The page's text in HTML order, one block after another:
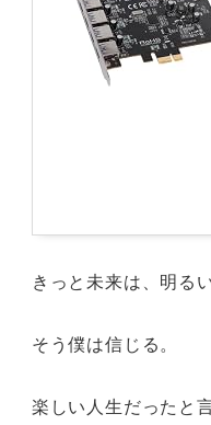
きっと未来は、明る
そう僕は信じる。
楽しい人生だったと